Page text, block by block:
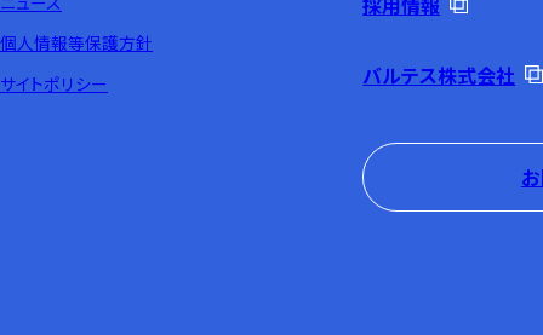
個人情報等保護方針
サイトポリシー
バルテス株式会社